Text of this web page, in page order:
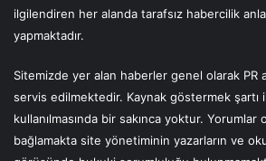
ilgilendiren her alanda tarafsız habercilik
yapmaktadır.
Sitemizde yer alan haberler genel olarak PR
servis edilmektedir. Kaynak göstermek şartı
kullanılmasında bir sakınca yoktur. Yorumlar
bağlamakta site yönetiminin yazarların ve